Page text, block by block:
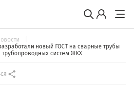
новый ГОСТ на сварные трубы
систем ЖКХ